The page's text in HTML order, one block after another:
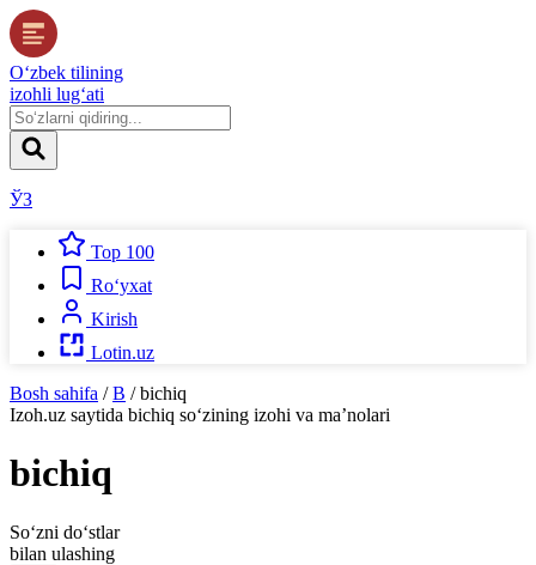
O‘zbek tilining
izohli lug‘ati
ЎЗ
Top 100
Ro‘yxat
Kirish
Lotin.uz
Bosh sahifa / B / bichiq
Izoh.uz saytida bichiq so‘zining izohi va ma’nolari
bichiq
So‘zni do‘stlar
bilan ulashing